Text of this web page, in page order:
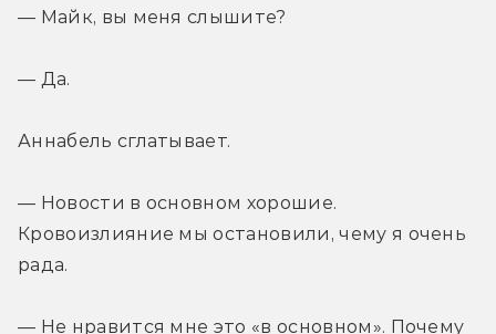
— Майк, вы меня слышите?
— Да.
Аннабель сглатывает.
— Новости в основном хорошие.
Кровоизлияние мы остановили, чему я очень
рада.
— Не нравится мне это «в основном». Почему